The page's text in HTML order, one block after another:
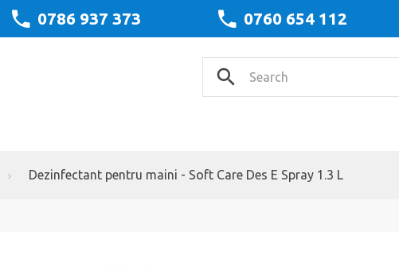
0760 654 112
0786 937 373
Dezinfectant pentru maini - Soft Care Des E Spray 1.3 L